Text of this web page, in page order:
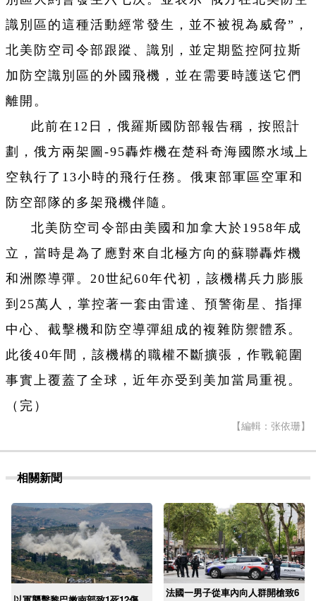
識別區的這種活動經常發生，並不被視為威脅”，
北美防空司令部跟蹤、識別，並定期監控阿拉斯
加防空識別區的外國飛機，並在需要時護送它們
離開。
此前在12日，俄羅斯國防部報告稱，按照計
劃，俄方兩架圖-95轟炸機在楚科奇海國際水域上
空執行了13小時的飛行任務。俄東部軍區空軍和
防空部隊的多架飛機伴隨。
北美防空司令部由美國和加拿大於1958年成
立，當時是為了應對來自北極方向的蘇聯轟炸機
和洲際導彈。20世紀60年代初，該機構兵力膨脹
到25萬人，掌控著一套由雷達、預警衛星、指揮
中心、截擊機和防空導彈組成的複雜防禦體系。
此後40年間，該機構的職權不斷擴張，作戰範圍
事實上覆蓋了全球，近年亦受到美加當局重視。
（完）
【編輯：张依珊】
相關新聞
法國一男子從車內向人群開槍致6